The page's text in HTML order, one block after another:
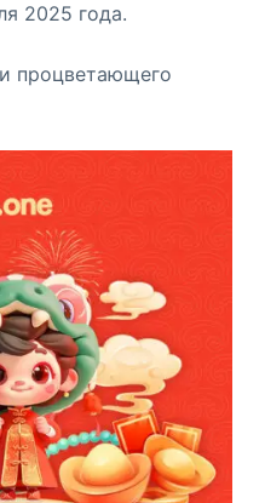
2025 года.
процветающего